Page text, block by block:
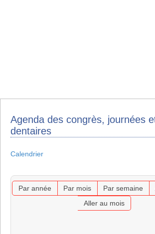
Agenda des congrès, journées
dentaires
Calendrier
Par année Par mois Par semaine
Aller au mois